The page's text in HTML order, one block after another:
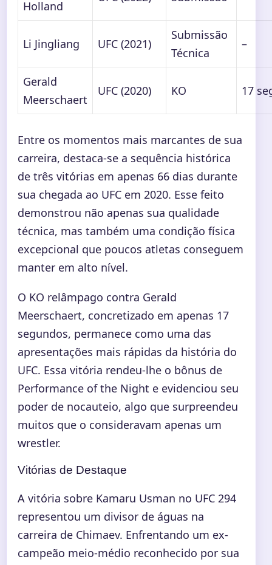
Holland
Li Jingliang UFC (2021)
Submissão
Técnica
–
Gerald
Meerschaert
UFC (2020) KO 17
Entre os momentos mais marcantes de sua
carreira, destaca-se a sequência histórica
de três vitórias em apenas 66 dias durante
sua chegada ao UFC em 2020. Esse feito
demonstrou não apenas sua qualidade
técnica, mas também uma condição física
excepcional que poucos atletas conseguem
manter em alto nível.
O KO relâmpago contra Gerald
Meerschaert, concretizado em apenas 17
segundos, permanece como uma das
apresentações mais rápidas da história do
UFC. Essa vitória rendeu-lhe o bônus de
Performance of the Night e evidenciou seu
poder de nocauteio, algo que surpreendeu
muitos que o consideravam apenas um
wrestler.
Vitórias de Destaque
A vitória sobre Kamaru Usman no UFC 294
representou um divisor de águas na
carreira de Chimaev. Enfrentando um ex-
campeão meio-médio reconhecido por sua